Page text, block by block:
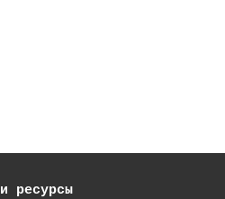
ресурсы